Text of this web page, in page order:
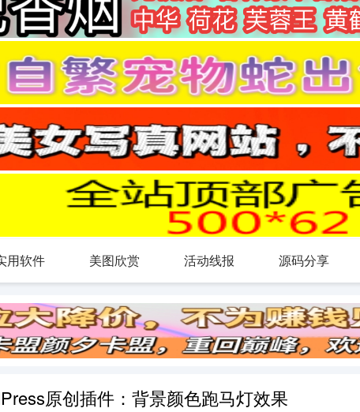
用软件 美图欣赏 活动线报 源码分享
原创插件：背景颜色跑马灯效果